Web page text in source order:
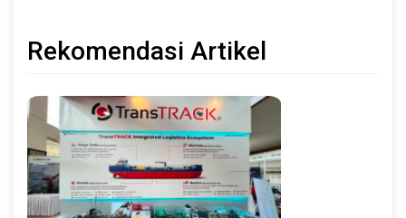
Rekomendasi Artikel